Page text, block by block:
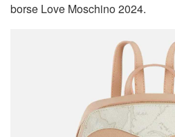
borse Love Moschino 2024.